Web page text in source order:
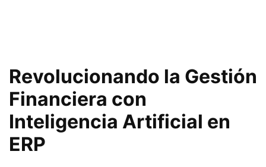
Revolucionando la Gestión
Financiera con
Inteligencia Artificial en
ERP